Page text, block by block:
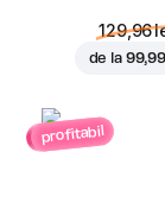
129,96
de la
profitabil